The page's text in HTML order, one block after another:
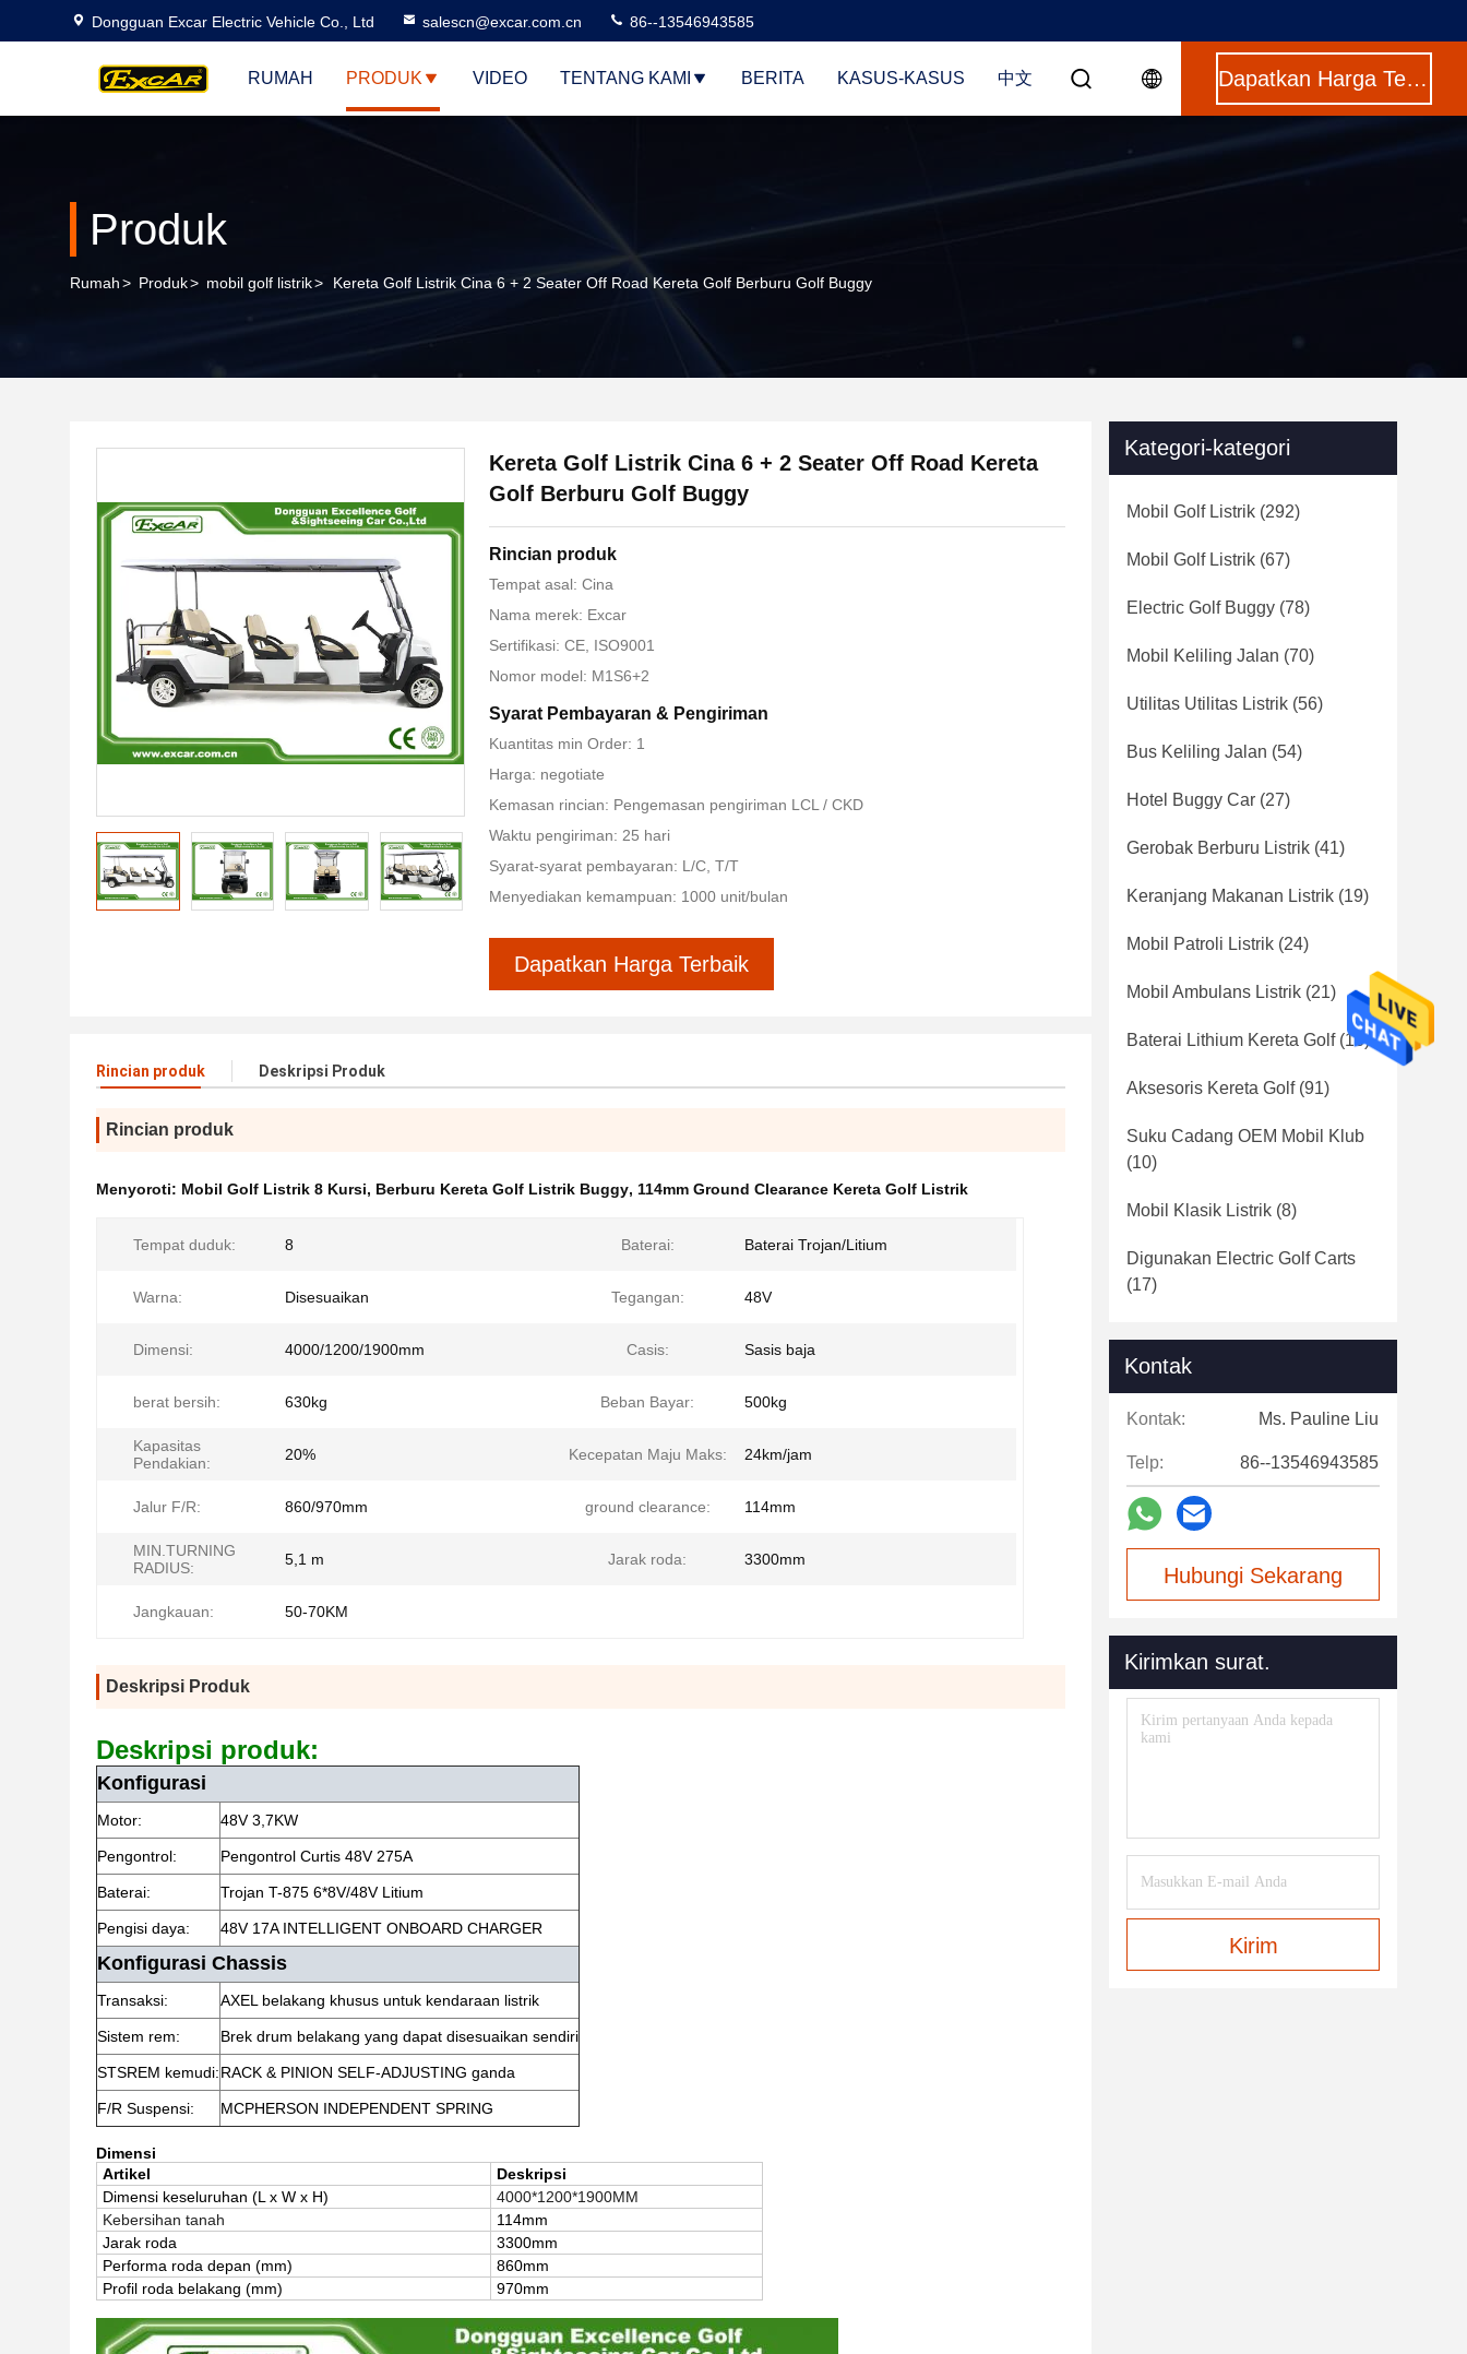
Dongguan Excar Electric Vehicle Co., Ltd salescn@excar.com.cn 86--13546943585
RUMAH PRODUK VIDEO TENTANG KAMI BERITA KASUS-KASUS 中文 Dapatkan Harga Terbaik
Produk
Rumah> Produk> mobil golf listrik> Kereta Golf Listrik Cina 6 + 2 Seater Off Road Kereta Golf Berburu Golf Buggy
Kereta Golf Listrik Cina 6 + 2 Seater Off Road Kereta
Golf Berburu Golf Buggy
Rincian produk
Tempat asal: Cina
Nama merek: Excar
Sertifikasi: CE, ISO9001
Nomor model: M1S6+2
Syarat Pembayaran & Pengiriman
Kuantitas min Order: 1
Harga: negotiate
Kemasan rincian: Pengemasan pengiriman LCL / CKD
Waktu pengiriman: 25 hari
Syarat-syarat pembayaran: L/C, T/T
Menyediakan kemampuan: 1000 unit/bulan
Dapatkan Harga Terbaik
Rincian produk Deskripsi Produk
Rincian produk
Menyoroti: Mobil Golf Listrik 8 Kursi, Berburu Kereta Golf Listrik Buggy, 114mm Ground Clearance Kereta Golf Listrik
Tempat duduk: 8 Baterai: Baterai Trojan/Litium
Warna: Disesuaikan Tegangan: 48V
Dimensi: 4000/1200/1900mm Casis: Sasis baja
berat bersih: 630kg Beban Bayar: 500kg
Kapasitas
Pendakian:
20% Kecepatan Maju Maks: 24km/jam
Jalur F/R: 860/970mm ground clearance: 114mm
MIN.TURNING
RADIUS:
5,1 m Jarak roda: 3300mm
Jangkauan: 50-70KM
Deskripsi Produk
Deskripsi produk:
Konfigurasi
Motor: 48V 3,7KW
Pengontrol: Pengontrol Curtis 48V 275A
Baterai: Trojan T-875 6*8V/48V Litium
Pengisi daya: 48V 17A INTELLIGENT ONBOARD CHARGER
Konfigurasi Chassis
Transaksi: AXEL belakang khusus untuk kendaraan listrik
Sistem rem: Brek drum belakang yang dapat disesuaikan sendiri
STSREM kemudi:RACK & PINION SELF-ADJUSTING ganda
F/R Suspensi: MCPHERSON INDEPENDENT SPRING
Dimensi
Artikel
Deskripsi
Dimensi keseluruhan (L x W x H)
4000*1200*1900MM
Kebersihan tanah
114mm
Jarak roda
3300mm
Performa roda depan (mm)
860mm
Profil roda belakang (mm)
970mm
Kategori-kategori
Mobil Golf Listrik (292)
Mobil Golf Listrik (67)
Electric Golf Buggy (78)
Mobil Keliling Jalan (70)
Utilitas Utilitas Listrik (56)
Bus Keliling Jalan (54)
Hotel Buggy Car (27)
Gerobak Berburu Listrik (41)
Keranjang Makanan Listrik (19)
Mobil Patroli Listrik (24)
Mobil Ambulans Listrik (21)
Baterai Lithium Kereta Golf(16)
Aksesoris Kereta Golf(91)
Suku Cadang OEM Mobil Klub
(10)
Mobil Klasik Listrik (8)
Digunakan Electric Golf Carts
(17)
Kontak
Kontak: Ms. Pauline Liu
Telp: 86--13546943585
Hubungi Sekarang
Kirimkan surat.
Kirim